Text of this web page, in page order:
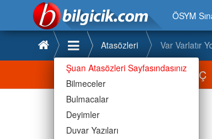
ÖSYM
Şuan Atasözleri Sayfasındasınız
Bilmeceler
Bulmacalar
Deyimler
Duvar Yazıları
Atasözleri Var Varlatır
Atasözleri A B C Ç